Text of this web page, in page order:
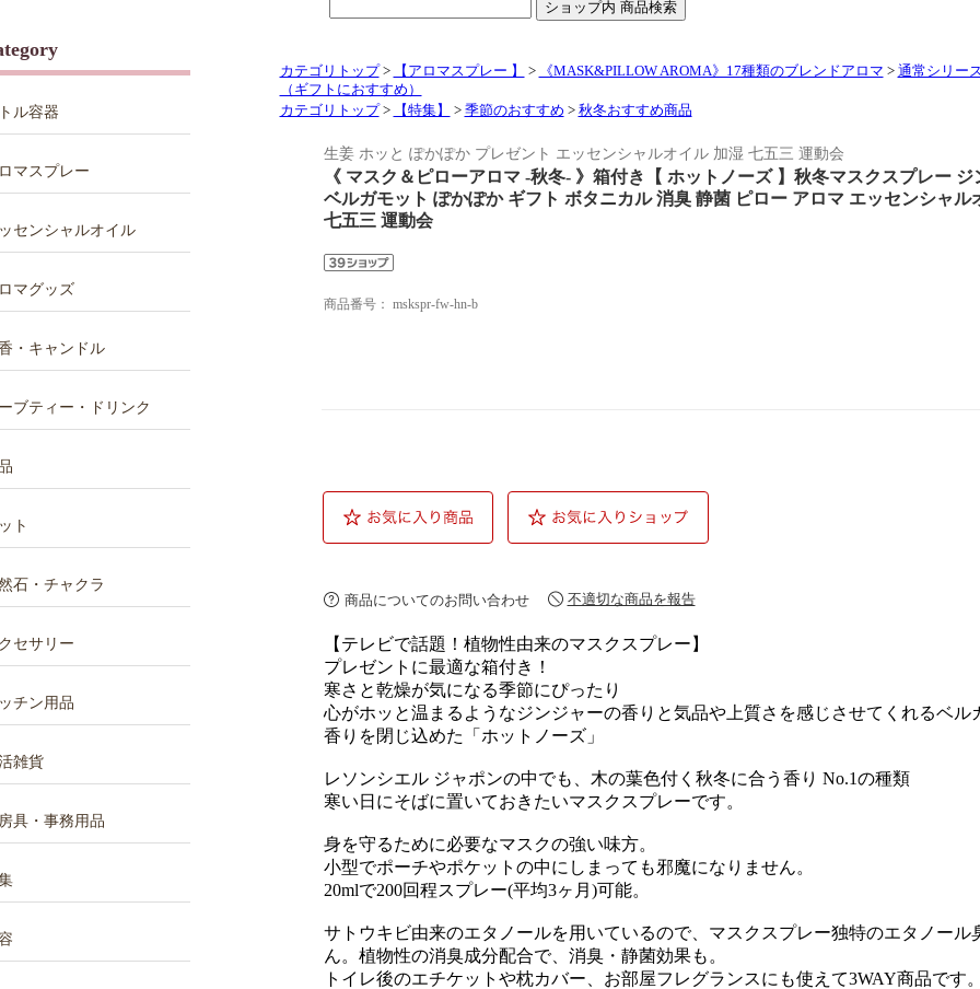
ル容器
マスプレー
センシャルオイル
マグッズ
・キャンドル
ブティー・ドリンク
ト
石・チャクラ
セサリー
チン用品
雑貨
具・事務用品
カテゴリトップ> 【アロマスプレー 】 > 《MASK&PILLOW AROMA》17種類のブレンドアロマ > 通常シリー
（ギフトにおすすめ）
カテゴリトップ> 【特集】 > 季節のおすすめ > 秋冬おすすめ商品
生姜 ホッと ぽかぽか プレゼント エッセンシャルオイル 加湿 七五三 運動会
《 マスク＆ピローアロマ -秋冬- 》箱付き【 ホットノーズ 】秋冬マスクスプレー ジ
ベルガモット ぽかぽか ギフト ボタニカル 消臭 静菌 ピロー アロマ エッセンシャル
七五三 運動会
商品番号： mskspr-fw-hn-b
商品についてのお問い合わせ 不適切な商品を報告
【テレビで話題！植物性由来のマスクスプレー】
プレゼントに最適な箱付き！
寒さと乾燥が気になる季節にぴったり
心がホッと温まるようなジンジャーの香りと気品や上質さを感じさせてくれるベル
香りを閉じ込めた「ホットノーズ」
レソンシエル ジャポンの中でも、木の葉色付く秋冬に合う香り No.1の種類
寒い日にそばに置いておきたいマスクスプレーです。
身を守るために必要なマスクの強い味方。
小型でポーチやポケットの中にしまっても邪魔になりません。
20mlで200回程スプレー(平均3ヶ月)可能。
サトウキビ由来のエタノールを用いているので、マスクスプレー独特のエタノール
ん。植物性の消臭成分配合で、消臭・静菌効果も。
トイレ後のエチケットや枕カバー、お部屋フレグランスにも使えて3WAY商品です